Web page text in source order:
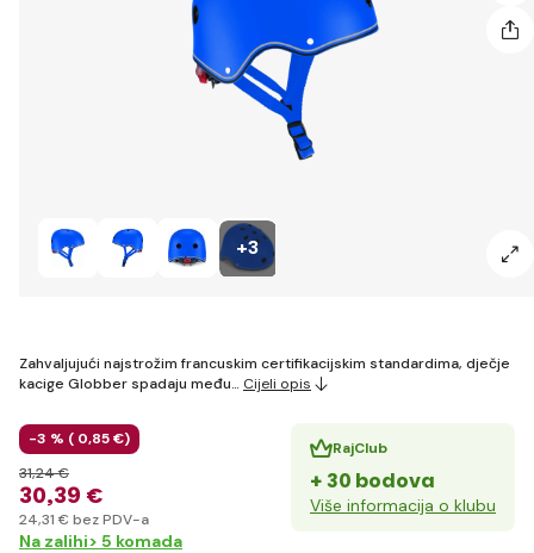
+3
Zahvaljujući najstrožim francuskim certifikacijskim standardima, dječje
kacige Globber spadaju među… Cijeli opis
-3 % ( 0,85 €)
30,39 €
31,24 €
24,31 € bez PDV-a
RajClub
+ 30 bodova
Više informacija o klubu
Na zalihi> 5 komada